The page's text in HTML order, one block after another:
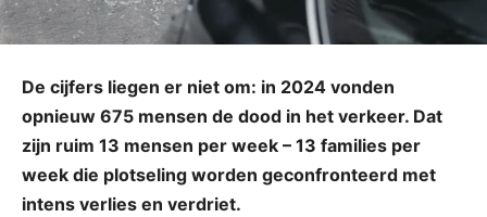
De cijfers liegen er niet om: in 2024 vonden
opnieuw 675 mensen de dood in het verkeer. Dat
zijn ruim 13 mensen per week – 13 families per
week die plotseling worden geconfronteerd met
intens verlies en verdriet.